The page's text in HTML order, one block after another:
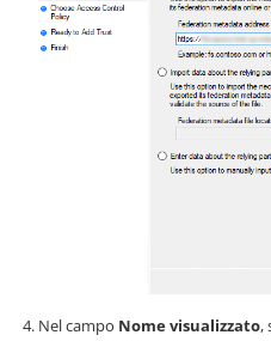
Nel campo Nome visualizzato,